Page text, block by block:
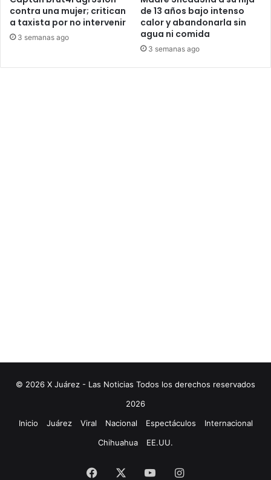
contra una mujer; critican
a taxista por no intervenir
3 semanas ago
de 13 años bajo intenso
calor y abandonarla sin
agua ni comida
3 semanas ago
© 2026 X Juárez - Las Noticias Todos los derechos reservados
2026
Inicio
Juárez Viral Nacional Espectáculos
Internacional
Chihuahua
EE.UU.
Facebook YouTubeInstagram